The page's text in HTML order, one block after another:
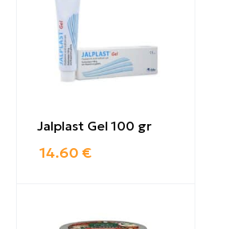
Jalplast Gel 100 gr
14.60 €